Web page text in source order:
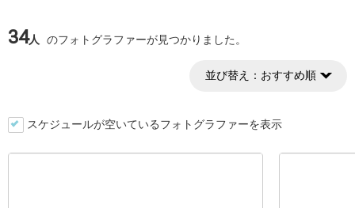
34人 のフォトグラファーが見つかりました。
並び替え： おすすめ順
スケジュールが空いているフォトグラファーを表示